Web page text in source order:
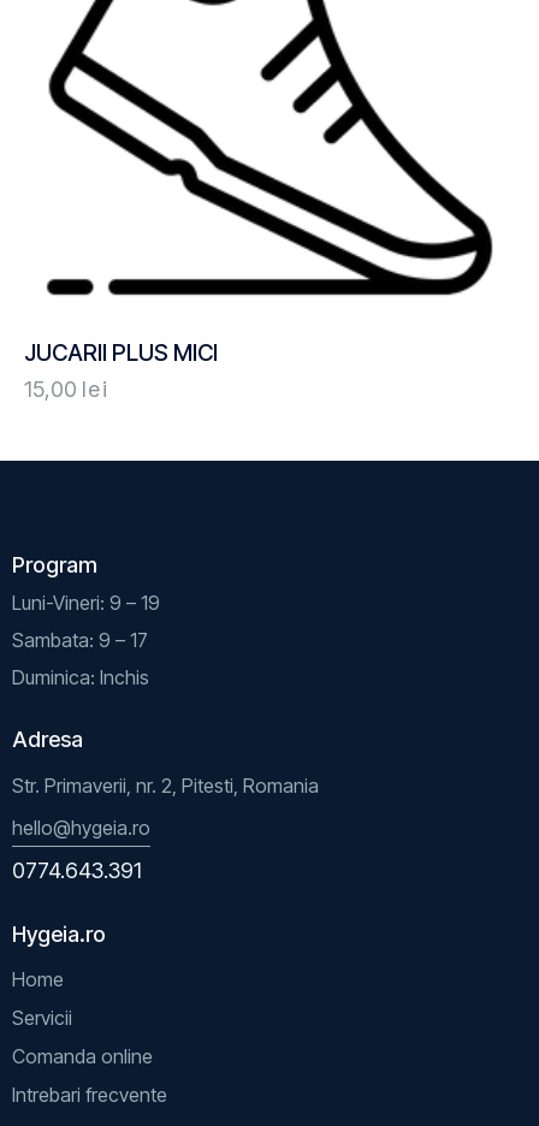
JUCARII PLUS MICI
15,00 lei
Program
Luni-Vineri: 9 – 19
Sambata: 9 – 17
Duminica: Inchis
Adresa
Str. Primaverii, nr. 2, Pitesti, Romania
hello@hygeia.ro
0774.643.391
Hygeia.ro
Home
Servicii
Comanda online
Intrebari frecvente